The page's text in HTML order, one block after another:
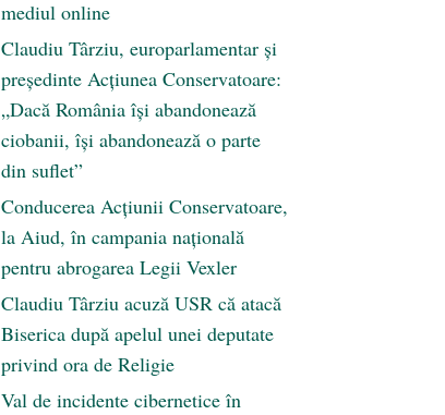
mediul online
Claudiu Târziu, europarlamentar și
președinte Acțiunea Conservatoare:
„Dacă România își abandonează
ciobanii, își abandonează o parte
din suflet”
Conducerea Acțiunii Conservatoare,
la Aiud, în campania națională
pentru abrogarea Legii Vexler
Claudiu Târziu acuză USR că atacă
Biserica după apelul unei deputate
privind ora de Religie
Val de incidente cibernetice în